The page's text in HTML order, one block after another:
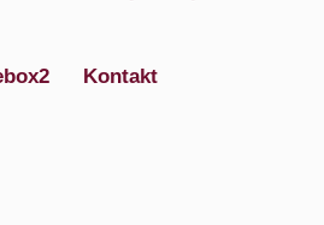
Kontakt